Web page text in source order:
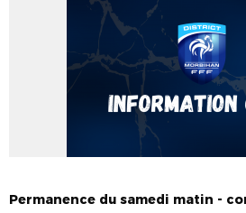
Permanence du samedi matin -